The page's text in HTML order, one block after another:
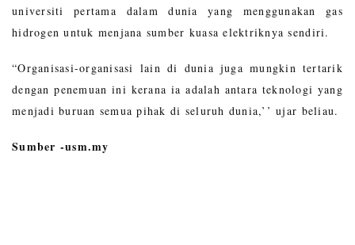
universiti pertama dalam dunia yang menggunakan gas
hidrogen untuk menjana sumber kuasa elektriknya sendiri.
“Organisasi-organisasi lain di dunia juga mungkin tertarik
dengan penemuan ini kerana ia adalah antara teknologi yang
menjadi buruan semua pihak di seluruh dunia,’’ ujar beliau.
Sumber -usm.my